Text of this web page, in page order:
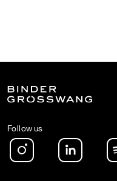
Follow us
Instagram